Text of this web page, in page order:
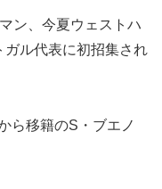
ン、今夏ウェストハ
ガル代表に初招集され
ら移籍のS・ブエノ